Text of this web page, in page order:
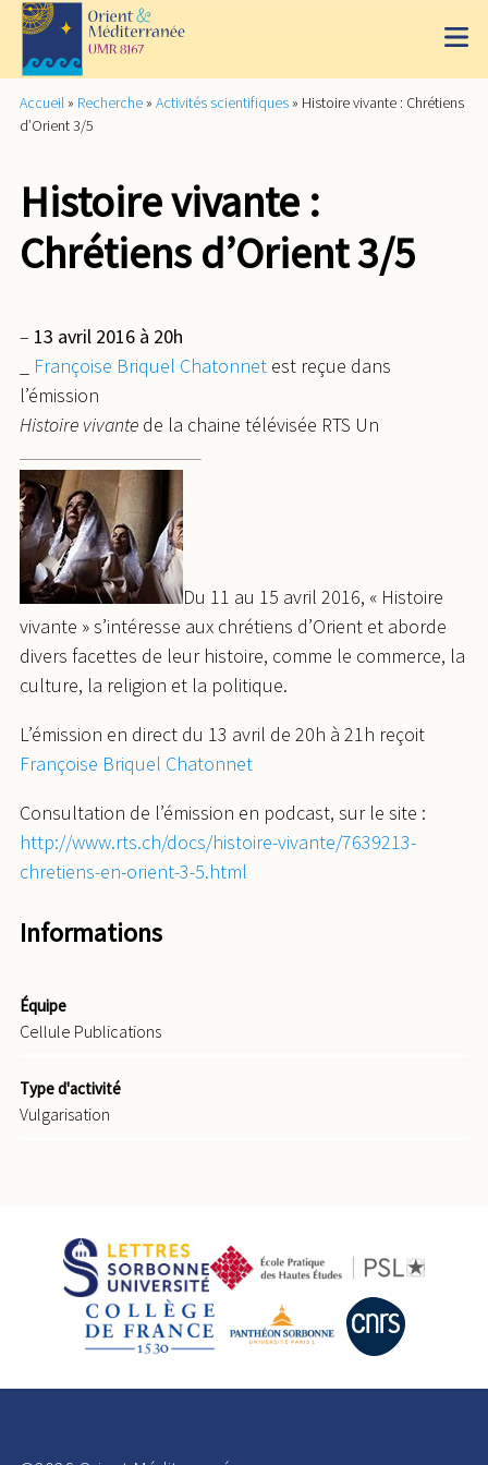
Accueil » Recherche » Activités scientifiques » Histoire vivante : Chrétiens
d’Orient 3/5
Histoire vivante :
Chrétiens d’Orient 3/5
– 13 avril 2016 à 20h
Françoise Briquel Chatonnet est reçue dans
l’émission
Histoire vivante de la chaine télévisée RTS Un
Du 11 au 15 avril 2016, « Histoire
vivante » s’intéresse aux chrétiens d’Orient et aborde
divers facettes de leur histoire, comme le commerce, la
culture, la religion et la politique.
L’émission en direct du 13 avril de 20h à 21h reçoit
Françoise Briquel Chatonnet
Consultation de l’émission en podcast, sur le site :
http://www.rts.ch/docs/histoire-vivante/7639213-
chretiens-en-orient-3-5.html
Informations
Équipe
Cellule Publications
Type d'activité
Vulgarisation